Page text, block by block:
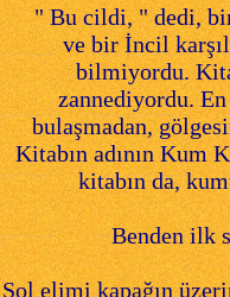
" Bu cildi, " dedi,
ve bir İncil
bilmiyordu.
zannediyordu.
bulaşmadan,
Kitabın adının Kum
kitabın da,
Benden ilk
Sol elimi kapağın